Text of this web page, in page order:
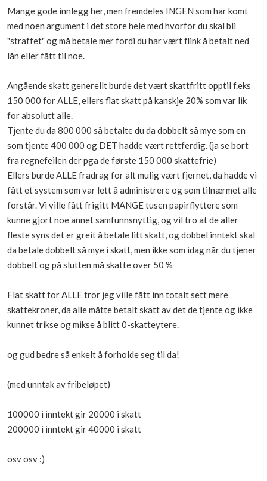
Mange gode innlegg her, men fremdeles INGEN som har komt
med noen argument i det store hele med hvorfor du skal bli
"straffet" og må betale mer fordi du har vært flink å betalt ned
lån eller fått til noe.
Angående skatt generellt burde det vært skattfritt opptil f.eks
150 000 for ALLE, ellers flat skatt på kanskje 20% som var lik
for absolutt alle.
Tjente du da 800 000 så betalte du da dobbelt så mye som en
som tjente 400 000 og DET hadde vært rettferdig. (ja se bort
fra regnefeilen der pga de første 150 000 skattefrie)
Ellers burde ALLE fradrag for alt mulig vært fjernet, da hadde vi
fått et system som var lett å administrere og som tilnærmet alle
forstår. Vi ville fått frigitt MANGE tusen papirflyttere som
kunne gjort noe annet samfunnsnyttig, og vil tro at de aller
fleste syns det er greit å betale litt skatt, og dobbel inntekt skal
da betale dobbelt så mye i skatt, men ikke som idag når du tjener
dobbelt og på slutten må skatte over 50 %
Flat skatt for ALLE tror jeg ville fått inn totalt sett mere
skattekroner, da alle måtte betalt skatt av det de tjente og ikke
kunnet trikse og mikse å blitt 0-skatteytere.
og gud bedre så enkelt å forholde seg til da!
(med unntak av fribeløpet)
100000 i inntekt gir 20000 i skatt
200000 i inntekt gir 40000 i skatt
osv osv :)